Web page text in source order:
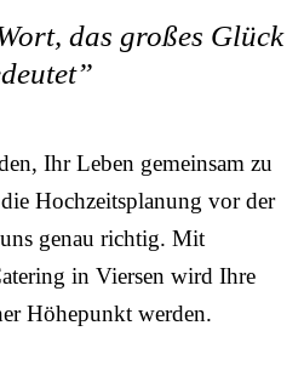
das großes Glück
Ihr Leben gemeinsam zu
Hochzeitsplanung vor der
genau richtig. Mit
in Viersen wird Ihre
Höhepunkt werden.